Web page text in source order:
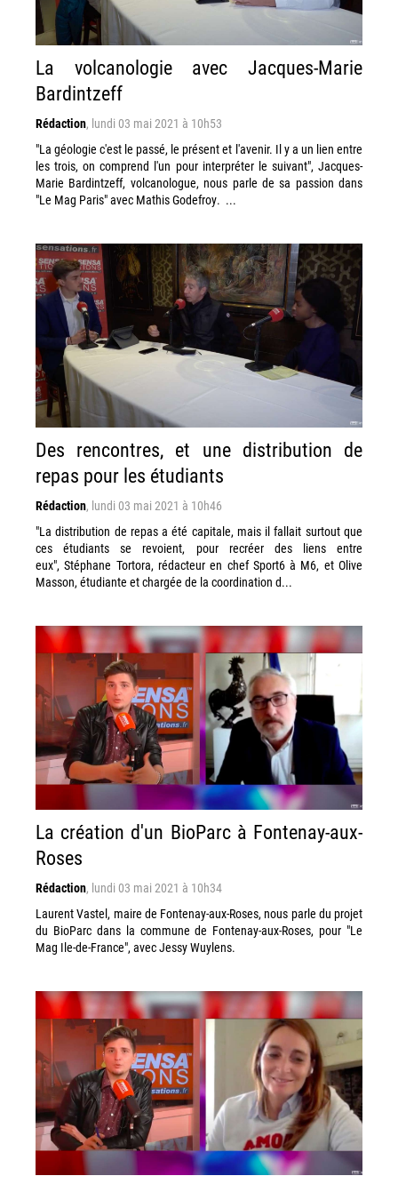
La volcanologie avec Jacques-Marie
Bardintzeff
Rédaction, lundi 03 mai 2021 à 10h53
"La géologie c'est le passé, le présent et l'avenir. Il y a un lien entre
les trois, on comprend l'un pour interpréter le suivant", Jacques-
Marie Bardintzeff, volcanologue, nous parle de sa passion dans
"Le Mag Paris" avec Mathis Godefroy. ...
Des rencontres, et une distribution de
repas pour les étudiants
Rédaction, lundi 03 mai 2021 à 10h46
"La distribution de repas a été capitale, mais il fallait surtout que
ces étudiants se revoient, pour recréer des liens entre
eux", Stéphane Tortora, rédacteur en chef Sport6 à M6, et Olive
Masson, étudiante et chargée de la coordination d...
La création d'un BioParc à Fontenay-aux-
Roses
Rédaction, lundi 03 mai 2021 à 10h34
Laurent Vastel, maire de Fontenay-aux-Roses, nous parle du projet
du BioParc dans la commune de Fontenay-aux-Roses, pour "Le
Mag Ile-de-France", avec Jessy Wuylens.